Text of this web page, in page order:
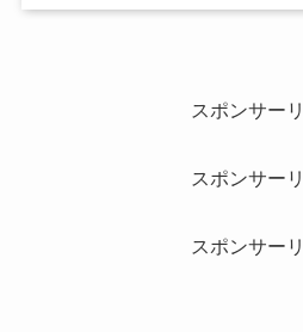
スポンサー
スポンサー
スポンサー